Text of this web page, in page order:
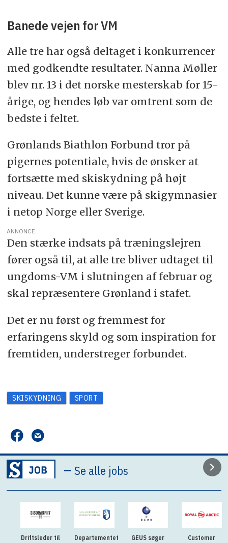
Banede vejen for VM
Alle tre har også deltaget i konkurrencer
med godkendte resultater. Nanna Møller
blev nr. 13 i det norske mesterskab for 15-
årige, og hendes løb var omtrent som de
bedste i feltet.
Grønlands Biathlon Forbund tror på
pigernes potentiale, hvis de ønsker at
fortsætte med skiskydning på højt
niveau. Det kunne være på skigymnasier
i netop Norge eller Sverige.
ANNONCE
Den stærke indsats på træningslejren
fører også til, at alle tre bliver udtaget til
ungdoms-VM i slutningen af februar og
skal repræsentere Grønland i stafet.
Det er nu først og fremmest for
erfaringens skyld og som inspiration for
fremtiden, understreger forbundet.
SKISKYDNING SPORT
–Se alle jobs
Driftsleder til
Departementet
GEUS søger
Customer